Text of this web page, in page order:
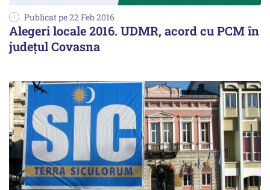
Publicat pe 22 Feb 2016
Alegeri locale 2016. UDMR, acord cu PCM în
județul Covasna